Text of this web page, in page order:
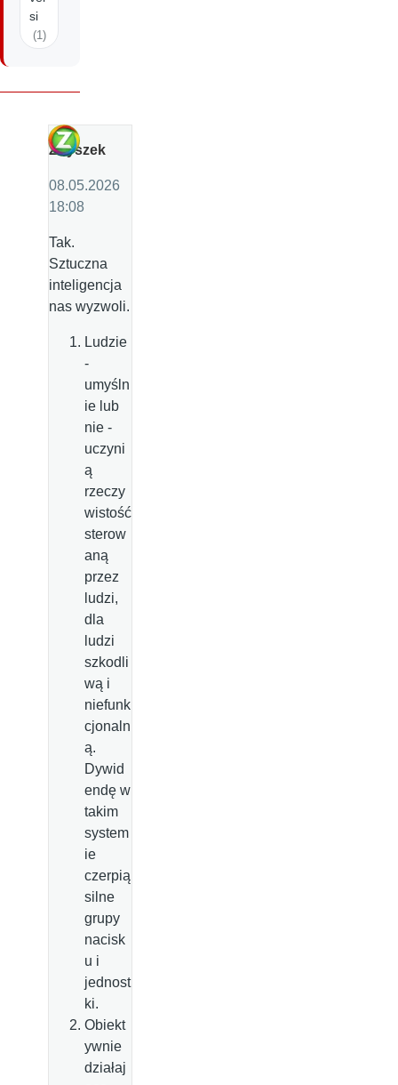
si
(1)
Zbyszek
08.05.2026
18:08
Tak.
Sztuczna
inteligencja
nas wyzwoli.
Ludzie
-
umyśln
ie lub
nie -
uczyni
ą
rzeczy
wistość
sterow
aną
przez
ludzi,
dla
ludzi
szkodli
wą i
niefunk
cjonaln
ą.
Dywid
endę w
takim
system
ie
czerpią
silne
grupy
nacisk
u i
jednost
ki.
Obiekt
ywnie
działaj